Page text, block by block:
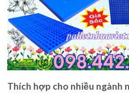
Thích hợp cho nhiều ngành